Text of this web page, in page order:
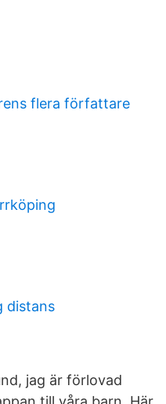
flera författare
distans
jag är förlovad